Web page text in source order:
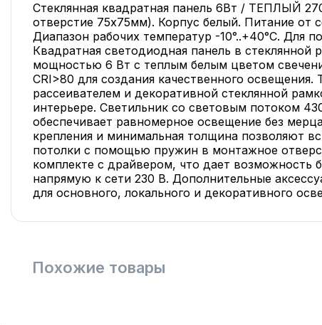
Стеклянная квадратная панель 6Вт / ТЕПЛЫЙ
отверстие 75x75мм). Корпус белый. Питание от
Диапазон рабочих температур -10°..+40°C. Для
Квадратная светодиодная панель в стеклянной
мощностью 6 Вт с теплым белым цветом
CRI>80 для создания качественного
рассеивателем и декоративной стеклянной
интерьере. Светильник со световым потоком
обеспечивает равномерное освещение без
крепления и минимальная толщина позволяют
потолки с помощью пружин в монтажное
комплекте с драйвером, что дает возможность
напрямую к сети 230 В. Дополнительные
для основного, локального и декоративного
Похожие товары